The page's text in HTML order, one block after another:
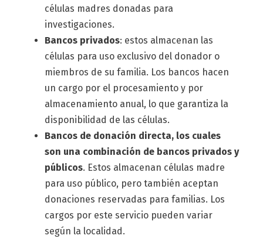
células madres donadas para
investigaciones.
Bancos privados: estos almacenan las
células para uso exclusivo del donador o
miembros de su familia. Los bancos hacen
un cargo por el procesamiento y por
almacenamiento anual, lo que garantiza la
disponibilidad de las células.
Bancos de donación directa, los cuales
son una combinación de bancos privados y
públicos. Estos almacenan células madre
para uso público, pero también aceptan
donaciones reservadas para familias. Los
cargos por este servicio pueden variar
según la localidad.